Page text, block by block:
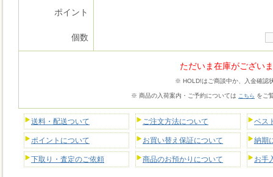
ポイント
個数
ただいま在庫がござい
※ HOLD!はご商談中か、入金確認
※ 商品の入荷案内・ご予約については こちら をご
送料・配送ついて ご注文方法について ベス
ポイントについて お買い替え保証について 納期
下取り・査定のご依頼 商品のお預かりについて お手